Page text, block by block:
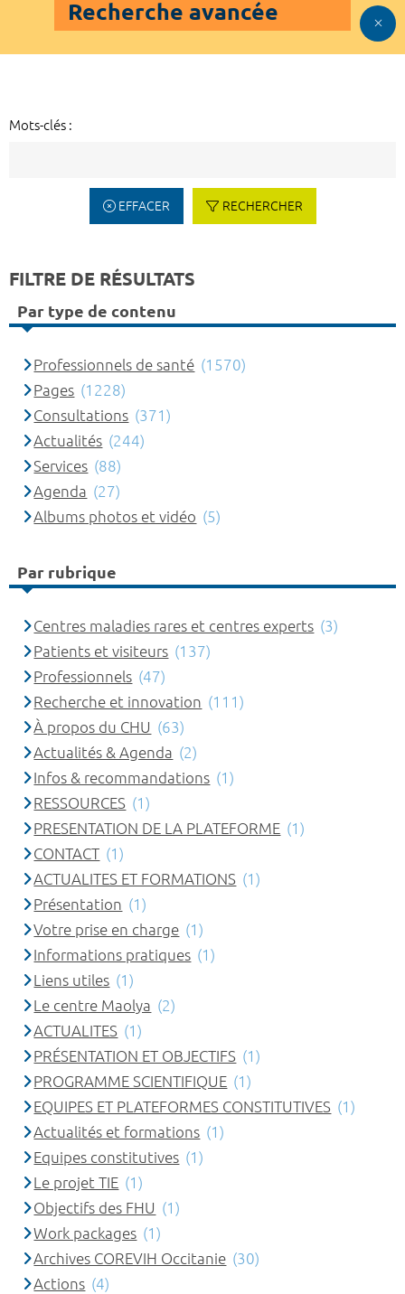
Recherche avancée
Mots-clés :
EFFACER RECHERCHER
FILTRE DE RÉSULTATS
Par type de contenu
Professionnels de santé (1570)
Pages (1228)
Consultations (371)
Actualités (244)
Services (88)
Agenda (27)
Albums photos et vidéo (5)
Par rubrique
Centres maladies rares et centres experts (3)
Patients et visiteurs (137)
Professionnels (47)
Recherche et innovation (111)
À propos du CHU (63)
Actualités & Agenda (2)
Infos & recommandations (1)
RESSOURCES (1)
PRESENTATION DE LA PLATEFORME (1)
CONTACT (1)
ACTUALITES ET FORMATIONS (1)
Présentation (1)
Votre prise en charge (1)
Informations pratiques (1)
Liens utiles (1)
Le centre Maolya (2)
ACTUALITES (1)
PRÉSENTATION ET OBJECTIFS (1)
PROGRAMME SCIENTIFIQUE (1)
EQUIPES ET PLATEFORMES CONSTITUTIVES (1)
Actualités et formations (1)
Equipes constitutives (1)
Le projet TIE (1)
Objectifs des FHU (1)
Work packages (1)
Archives COREVIH Occitanie (30)
Actions (4)